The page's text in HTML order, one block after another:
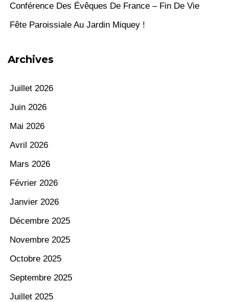
Conférence Des Évêques De France – Fin De Vie
Fête Paroissiale Au Jardin Miquey !
Archives
Juillet 2026
Juin 2026
Mai 2026
Avril 2026
Mars 2026
Février 2026
Janvier 2026
Décembre 2025
Novembre 2025
Octobre 2025
Septembre 2025
Juillet 2025